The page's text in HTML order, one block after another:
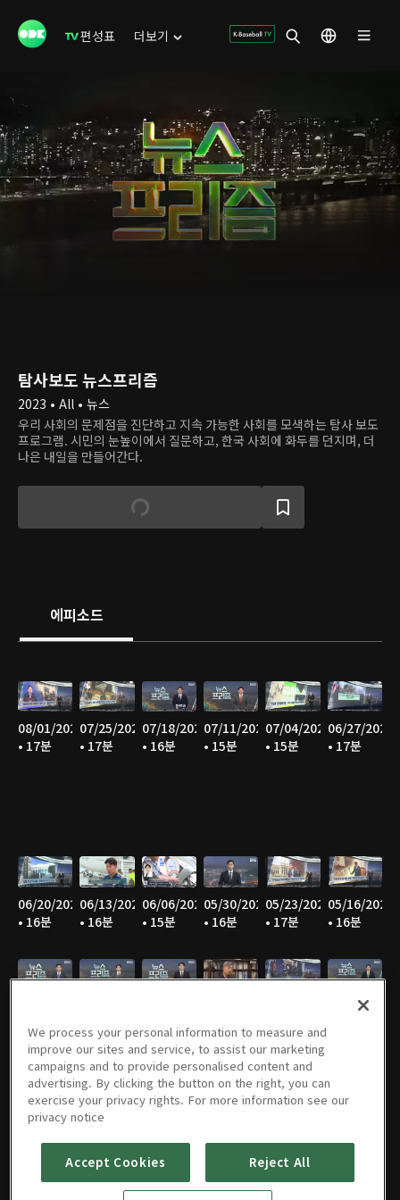
편성표 더보기
탐사보도 뉴스프리즘
2023 • All • 뉴스
우리 사회의 문제점을 진단하고 지속 가능한 사회를 모색하는 탐사 보도
프로그램. 시민의 눈높이에서 질문하고, 한국 사회에 화두를 던지며, 더
나은 내일을 만들어간다.
에피소드
08/01/2026
• 17분
07/25/2026
• 17분
07/18/2026
• 16분
07/11/2026
• 15분
07/04/2026
• 15분
06/27/2026
• 17분
06/20/2026
• 16분
06/13/2026
• 16분
06/06/2026
• 15분
05/30/2026
• 16분
05/23/2026
• 17분
05/16/2026
• 16분
• 16분
• 16분
04/04/2026
03/28/2026
• 17분
02/28/2026
• 17분
01/31/202601/24/202601/17/202601/10/2026
We process your personal information to measure and
improve our sites and service, to assist our marketing
campaigns and to provide personalised content and
advertising. By clicking the button on the right, you can
exercise your privacy rights. For more information see our
privacy notice
Accept Cookies Reject All